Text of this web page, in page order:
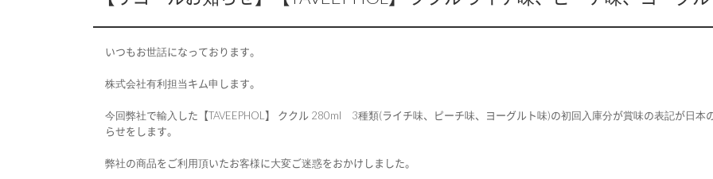
いつもお世話になっております。
株式会社有利担当キム申します。
今回弊社で輸入した【TAVEEPHOL】 ククル 280ml 3種類(ライチ味、ピーチ味、ヨーグルト味)の初回入庫分が賞味の表記が日本
らせをします。
弊社の商品をご利用頂いたお客様に大変ご迷惑をおかけしました。